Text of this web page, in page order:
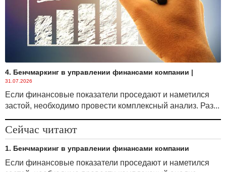
4. Бенчмаркинг в управлении финансами компании |
31.07.2026
Если финансовые показатели проседают и наметился
застой, необходимо провести комплексный анализ. Раз...
Сейчас читают
1. Бенчмаркинг в управлении финансами компании
Если финансовые показатели проседают и наметился